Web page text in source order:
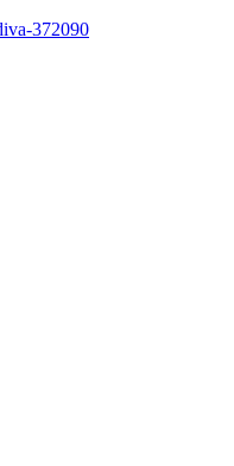
372090